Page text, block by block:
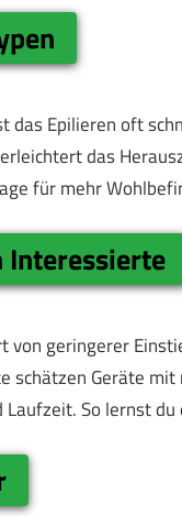
das Epilieren oft
das
für mehr
Interessierte
geringerer
schätzen Geräte
So lernst du